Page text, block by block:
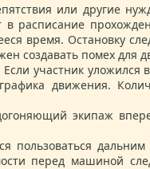
или другие
время. Остановку
создавать помех для
участник уложился
движения.
экипаж
пользоваться
перед машиной